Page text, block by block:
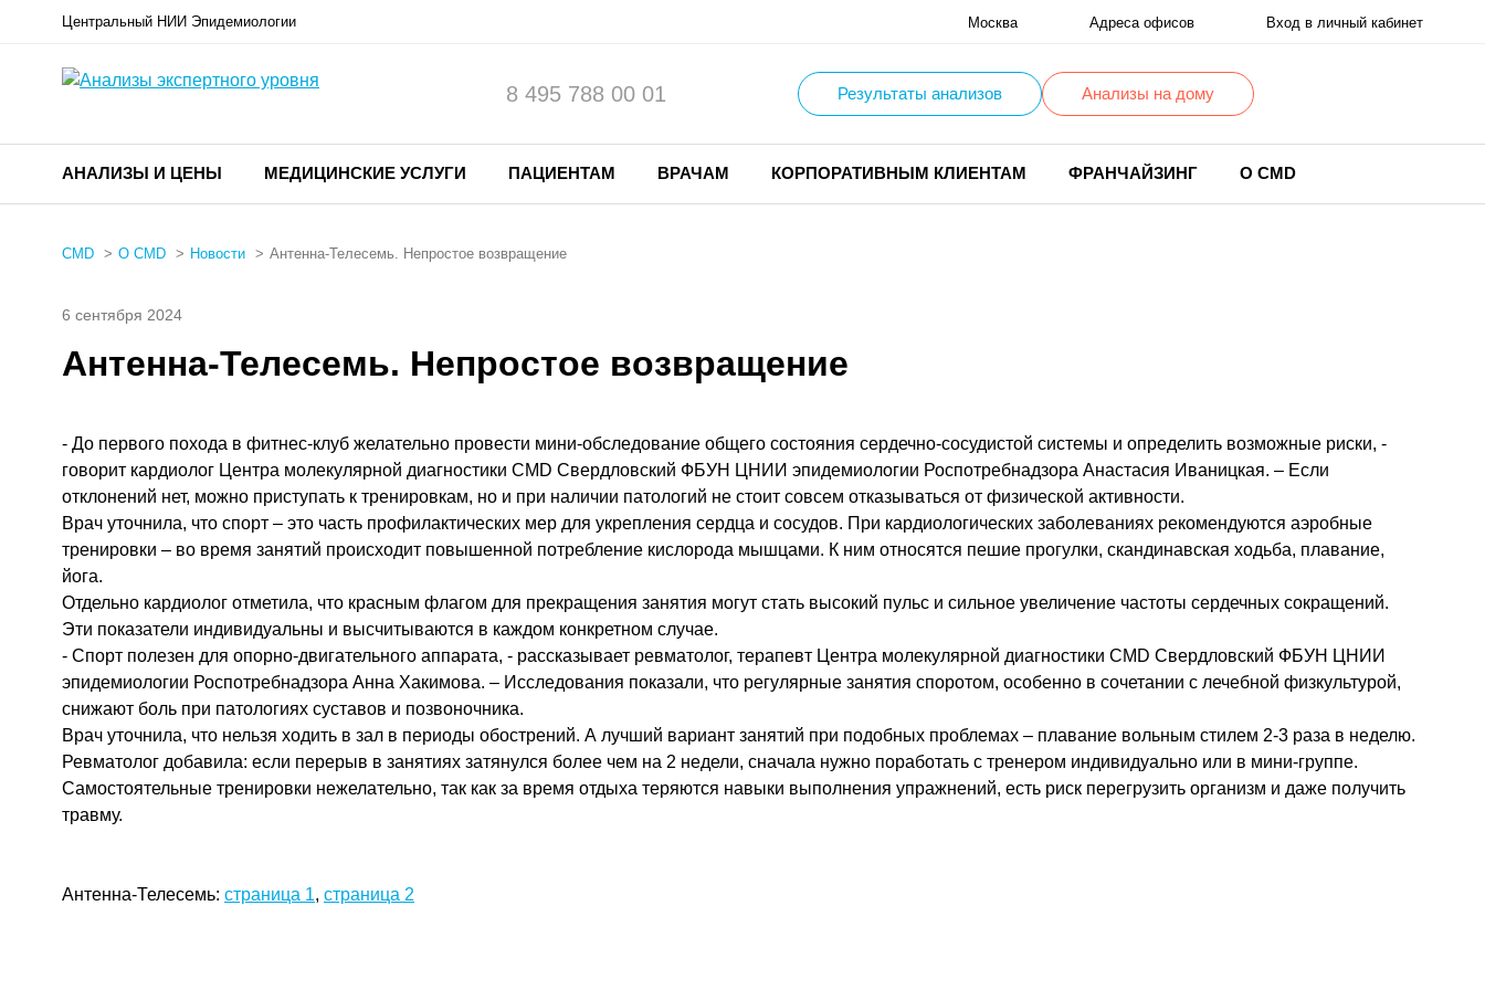
Центральный НИИ Эпидемиологии Москва Адреса офисов Вход в личный кабинет
8 495 788 00 01 Результаты анализов Анализы на дому
АНАЛИЗЫ И ЦЕНЫ МЕДИЦИНСКИЕ УСЛУГИ ПАЦИЕНТАМ ВРАЧАМ КОРПОРАТИВНЫМ КЛИЕНТАМ ФРАНЧАЙЗИНГ О CMD
CMD О CMD Новости Антенна-Телесемь. Непростое возвращение
6 сентября 2024
Антенна-Телесемь. Непростое возвращение
- До первого похода в фитнес-клуб желательно провести мини-обследование общего состояния сердечно-сосудистой системы и определить возможные риски, -
говорит кардиолог Центра молекулярной диагностики CMD Свердловский ФБУН ЦНИИ эпидемиологии Роспотребнадзора Анастасия Иваницкая. – Если
отклонений нет, можно приступать к тренировкам, но и при наличии патологий не стоит совсем отказываться от физической активности.
Врач уточнила, что спорт – это часть профилактических мер для укрепления сердца и сосудов. При кардиологических заболеваниях рекомендуются аэробные
тренировки – во время занятий происходит повышенной потребление кислорода мышцами. К ним относятся пешие прогулки, скандинавская ходьба, плавание,
йога.
Отдельно кардиолог отметила, что красным флагом для прекращения занятия могут стать высокий пульс и сильное увеличение частоты сердечных сокращений.
Эти показатели индивидуальны и высчитываются в каждом конкретном случае.
- Спорт полезен для опорно-двигательного аппарата, - рассказывает ревматолог, терапевт Центра молекулярной диагностики CMD Свердловский ФБУН ЦНИИ
эпидемиологии Роспотребнадзора Анна Хакимова. – Исследования показали, что регулярные занятия споротом, особенно в сочетании с лечебной физкультурой,
снижают боль при патологиях суставов и позвоночника.
Врач уточнила, что нельзя ходить в зал в периоды обострений. А лучший вариант занятий при подобных проблемах – плавание вольным стилем 2-3 раза в неделю.
Ревматолог добавила: если перерыв в занятиях затянулся более чем на 2 недели, сначала нужно поработать с тренером индивидуально или в мини-группе.
Самостоятельные тренировки нежелательно, так как за время отдыха теряются навыки выполнения упражнений, есть риск перегрузить организм и даже получить
травму.
Антенна-Телесемь: страница 1, страница 2